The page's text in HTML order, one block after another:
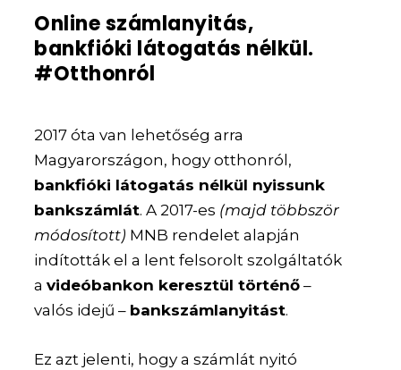
Online számlanyitás,
bankfióki látogatás nélkül.
#Otthonról
2017 óta van lehetőség arra
Magyarországon, hogy otthonról,
bankfióki látogatás nélkül nyissunk
bankszámlát. A 2017-es (majd többször
módosított) MNB rendelet alapján
indították el a lent felsorolt szolgáltatók
avideóbankon keresztül történő –
valós idejű – bankszámlanyitást.
Ez azt jelenti, hogy a számlát nyitó